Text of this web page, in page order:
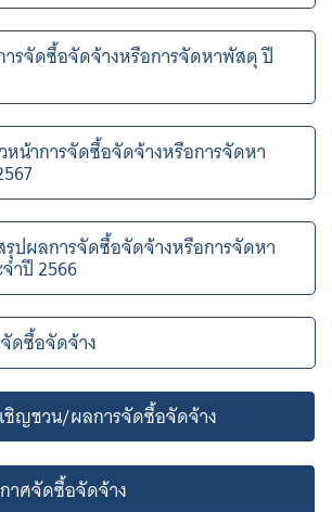
ารจัดซื้อจัดจ้างหรือการจัดหาพัสดุ ปี
หน้าการจัดซื้อจัดจ้างหรือการจัดหา
รุปผลการจัดซื้อจัดจ้างหรือการจัดหา
ำปี 2566
ดซื้อจัดจ้าง
ชิญชวน/ผลการจัดซื้อจัดจ้าง
าศจัดซื้อจัดจ้าง